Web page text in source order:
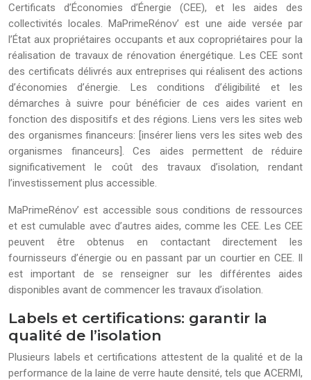
Certificats d’Économies d’Énergie (CEE), et les aides des
collectivités locales. MaPrimeRénov’ est une aide versée par
l’État aux propriétaires occupants et aux copropriétaires pour la
réalisation de travaux de rénovation énergétique. Les CEE sont
des certificats délivrés aux entreprises qui réalisent des actions
d’économies d’énergie. Les conditions d’éligibilité et les
démarches à suivre pour bénéficier de ces aides varient en
fonction des dispositifs et des régions. Liens vers les sites web
des organismes financeurs: [insérer liens vers les sites web des
organismes financeurs]. Ces aides permettent de réduire
significativement le coût des travaux d’isolation, rendant
l’investissement plus accessible.
MaPrimeRénov’ est accessible sous conditions de ressources
et est cumulable avec d’autres aides, comme les CEE. Les CEE
peuvent être obtenus en contactant directement les
fournisseurs d’énergie ou en passant par un courtier en CEE. Il
est important de se renseigner sur les différentes aides
disponibles avant de commencer les travaux d’isolation.
Labels et certifications: garantir la
qualité de l’isolation
Plusieurs labels et certifications attestent de la qualité et de la
performance de la laine de verre haute densité, tels que ACERMI,